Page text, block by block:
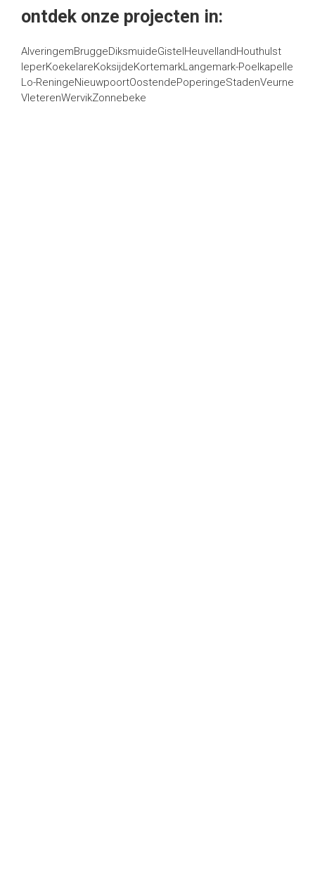
ontdek onze projecten in:
AlveringemBruggeDiksmuideGistelHeuvellandHouthulst
IeperKoekelareKoksijdeKortemarkLangemark-Poelkapelle
Lo-ReningeNieuwpoortOostendePoperingeStadenVeurne
VleterenWervikZonnebeke